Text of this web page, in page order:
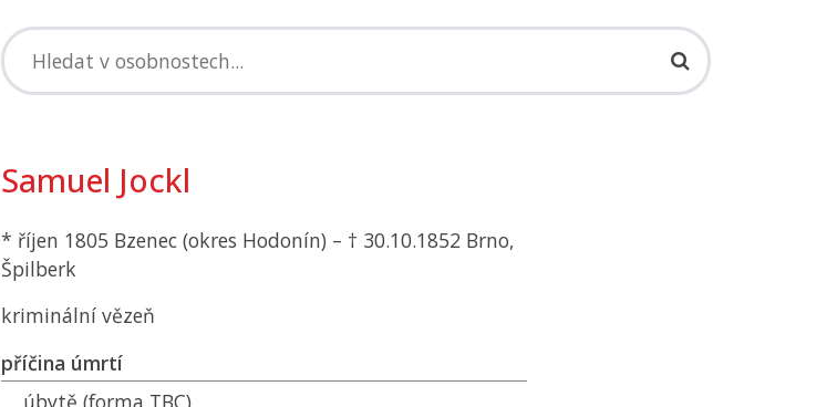
Samuel Jockl
* říjen 1805 Bzenec (okres Hodonín) – † 30.10.1852 Brno,
Špilberk
kriminální vězeň
příčina úmrtí
úbytě (forma TBC)